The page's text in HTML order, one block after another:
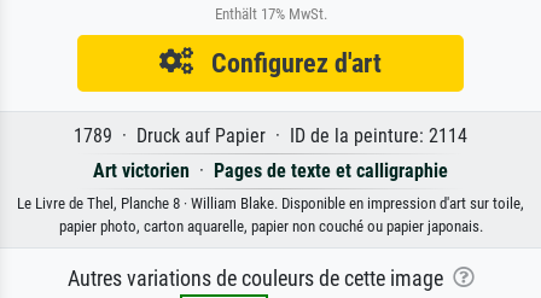
Enthält 17% MwSt.
Configurez d'art
1789 · Druck auf Papier · ID de la peinture: 2114
Art victorien · Pages de texte et calligraphie
Le Livre de Thel, Planche 8 · William Blake. Disponible en impression d'art sur toile,
papier photo, carton aquarelle, papier non couché ou papier japonais.
Autres variations de couleurs de cette image